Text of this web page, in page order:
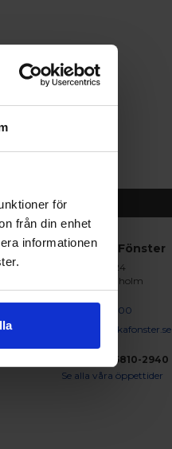
för
från din enhet
informationenNordiska Fönster
Lagegatan 24
262 71 Ängelholm
0431 - 37 14 00
info@nordiskafonster.se
Org Nr: 556810-2940
Se alla våra öppettider